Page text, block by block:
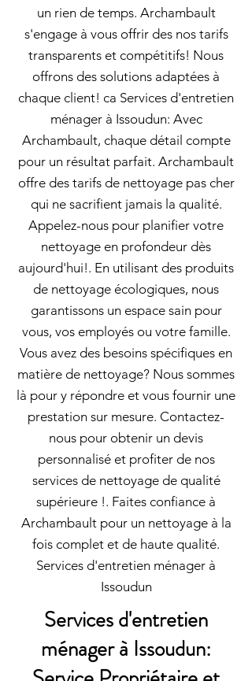
un rien de temps. Archambault
s'engage à vous offrir des nos tarifs
transparents et compétitifs! Nous
offrons des solutions adaptées à
chaque client! ca Services d'entretien
ménager à Issoudun: Avec
Archambault, chaque détail compte
pour un résultat parfait. Archambault
offre des tarifs de nettoyage pas cher
qui ne sacrifient jamais la qualité.
Appelez-nous pour planifier votre
nettoyage en profondeur dès
aujourd'hui!. En utilisant des produits
de nettoyage écologiques, nous
garantissons un espace sain pour
vous, vos employés ou votre famille.
Vous avez des besoins spécifiques en
matière de nettoyage? Nous sommes
là pour y répondre et vous fournir une
prestation sur mesure. Contactez-
nous pour obtenir un devis
personnalisé et profiter de nos
services de nettoyage de qualité
supérieure !. Faites confiance à
Archambault pour un nettoyage à la
fois complet et de haute qualité.
Services d'entretien ménager à
Issoudun
Services d'entretien
ménager à Issoudun: